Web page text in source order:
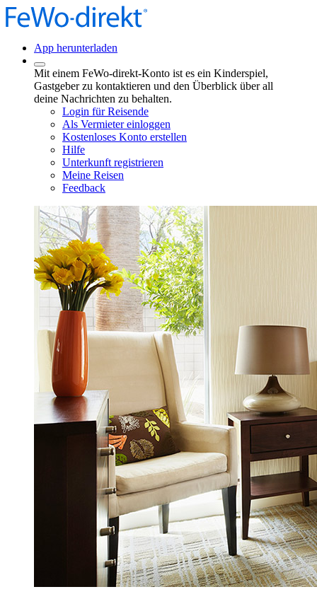
App herunterladen
Mit einem FeWo-direkt-Konto ist es ein Kinderspiel,
Gastgeber zu kontaktieren und den Überblick über all
deine Nachrichten zu behalten.
Login für Reisende
Als Vermieter einloggen
Kostenloses Konto erstellen
Hilfe
Unterkunft registrieren
Meine Reisen
Feedback